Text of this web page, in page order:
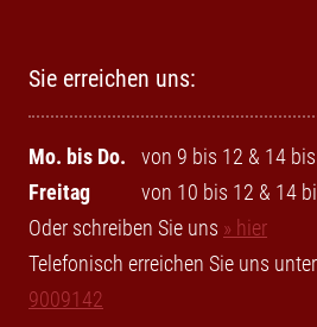
Sie erreichen uns:
Mo. bis Do.
von 9 bis 12 & 14
Freitag
von 10 bis 12 & 14
Oder schreiben Sie uns » hier
Telefonisch erreichen Sie uns unter
9009142